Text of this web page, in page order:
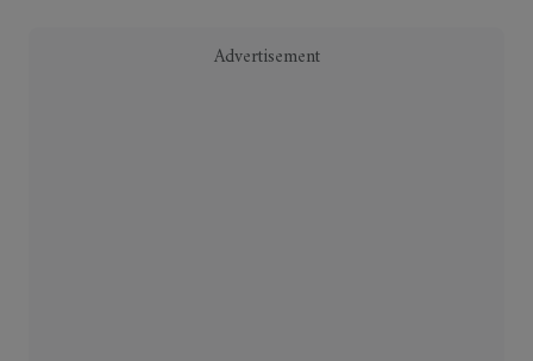
Advertisement